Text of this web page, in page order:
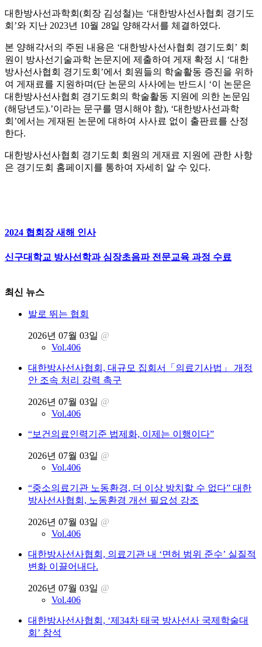
대한방사선과학회(회장 김성철)는 ‘대한방사선사협회 경기도
회’와 지난 2023년 10월 28일 양해각서를 체결하였다.
본 양해각서의 주된 내용은 ‘대한방사선사협회 경기도회’ 회
원이 방사선기술과학 논문지에 제출하여 게재 확정 시 ‘대한
방사선사협회 경기도회’에서 회원들의 학술활동 증진을 위하
여 게재료를 지원하며(단 논문의 사사에는 반드시 ‘이 논문은
대한방사선사협회 경기도회의 학술활동 지원에 의한 논문임
(해당년도).’이라는 문구를 명시해야 함), ‘대한방사선과학
회’에서는 게재된 논문에 대하여 사사료 없이 출판료를 산정
한다.
대한방사선사협회 경기도회 회원의 게재료 지원에 관한 사항
은 경기도회 홈페이지를 통하여 자세히 알 수 있다.
2024 협회장 새해 인사
신구대학교 방사선학과 심장초음파 전문교육 과정 수료
최신 뉴스
발로 뛰는 협회
2026년 07월 03일 @
Vol.406
대한방사선사협회, 대규모 집회서「의료기사법」 개정
안 조속 처리 강력 촉구
2026년 07월 03일 @
Vol.406
“보건의료인력기준 법제화, 이제는 이행이다”
2026년 07월 03일 @
Vol.406
“중소의료기관 노동환경, 더 이상 방치할 수 없다” 대한
방사선사협회, 노동환경 개선 필요성 강조
2026년 07월 03일 @
Vol.406
대한방사선사협회, 의료기관 내 ‘면허 범위 준수’ 실질적
변화 이끌어내다.
2026년 07월 03일 @
Vol.406
대한방사선사협회, ‘제34차 태국 방사선사 국제학술대
회’ 참석